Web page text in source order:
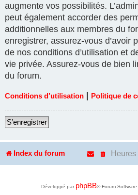
augmente vos possibilités.
peut également accorder des
additionnelles aux membres du
enregistrer, assurez-vous d’avoir
de nos conditions d’utilisation et
vie privée. Assurez-vous de bien
du forum.
Conditions d’utilisation Politique de
S’enregistrer
Index du forum
Développé par phpBB® Forum